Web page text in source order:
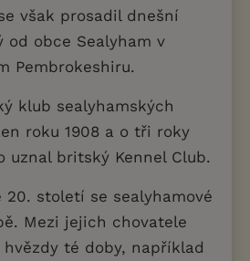
však prosadil dnešní
od obce Sealyham v
Pembrokeshiru.
klub sealyhamských
roku 1908 a o tři roky
uznal britský Kennel Club.
20. století se sealyhamové
Mezi jejich chovatele
té doby, například